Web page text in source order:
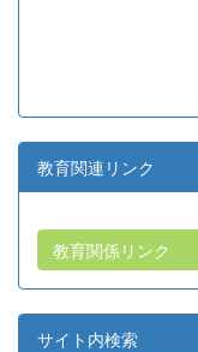
教育関連リンク
教育関係リンク
サイト内検索